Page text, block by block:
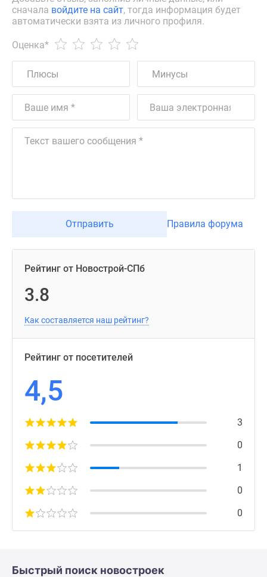
сначала войдите на сайт, тогда информация будет
автоматически взята из личного профиля.
Оценка*
Отправить Правила форума
Рейтинг от Новострой-СПб
3.8
Как составляется наш рейтинг?
Рейтинг от посетителей
4,5
3
0
1
0
0
Быстрый поиск новостроек